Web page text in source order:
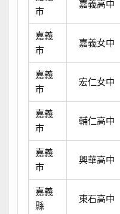
市
嘉義高中
嘉義
市
嘉義女中
嘉義
市
宏仁女中
嘉義
市
輔仁高中
嘉義
市
興華高中
嘉義
縣
東石高中